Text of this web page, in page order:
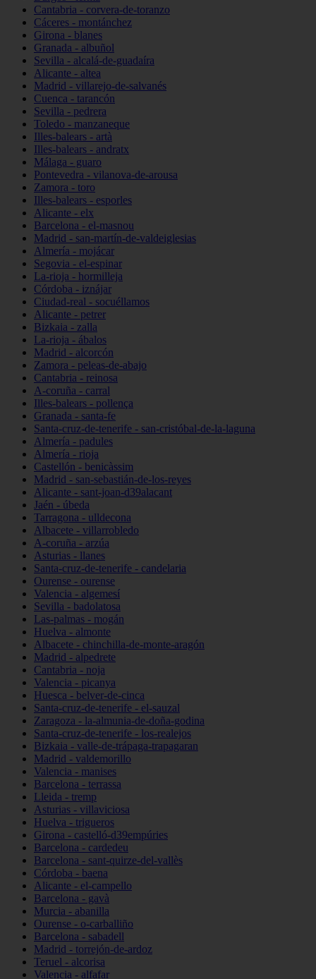
Cantabria - corvera-de-toranzo
Cáceres - montánchez
Girona - blanes
Granada - albuñol
Sevilla - alcalá-de-guadaíra
Alicante - altea
Madrid - villarejo-de-salvanés
Cuenca - tarancón
Sevilla - pedrera
Toledo - manzaneque
Illes-balears - artà
Illes-balears - andratx
Málaga - guaro
Pontevedra - vilanova-de-arousa
Zamora - toro
Illes-balears - esporles
Alicante - elx
Barcelona - el-masnou
Madrid - san-martín-de-valdeiglesias
Almería - mojácar
Segovia - el-espinar
La-rioja - hormilleja
Córdoba - iznájar
Ciudad-real - socuéllamos
Alicante - petrer
Bizkaia - zalla
La-rioja - ábalos
Madrid - alcorcón
Zamora - peleas-de-abajo
Cantabria - reinosa
A-coruña - carral
Illes-balears - pollença
Granada - santa-fe
Santa-cruz-de-tenerife - san-cristóbal-de-la-laguna
Almería - padules
Almería - rioja
Castellón - benicàssim
Madrid - san-sebastián-de-los-reyes
Alicante - sant-joan-d39alacant
Jaén - úbeda
Tarragona - ulldecona
Albacete - villarrobledo
A-coruña - arzúa
Asturias - llanes
Santa-cruz-de-tenerife - candelaria
Ourense - ourense
Valencia - algemesí
Sevilla - badolatosa
Las-palmas - mogán
Huelva - almonte
Albacete - chinchilla-de-monte-aragón
Madrid - alpedrete
Cantabria - noja
Valencia - picanya
Huesca - belver-de-cinca
Santa-cruz-de-tenerife - el-sauzal
Zaragoza - la-almunia-de-doña-godina
Santa-cruz-de-tenerife - los-realejos
Bizkaia - valle-de-trápaga-trapagaran
Madrid - valdemorillo
Valencia - manises
Barcelona - terrassa
Lleida - tremp
Asturias - villaviciosa
Huelva - trigueros
Girona - castelló-d39empúries
Barcelona - cardedeu
Barcelona - sant-quirze-del-vallès
Córdoba - baena
Alicante - el-campello
Barcelona - gavà
Murcia - abanilla
Ourense - o-carballiño
Barcelona - sabadell
Madrid - torrejón-de-ardoz
Teruel - alcorisa
Valencia - alfafar